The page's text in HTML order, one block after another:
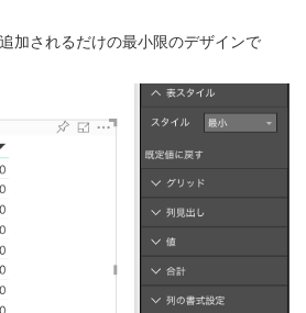
加されるだけの最小限のデザインで